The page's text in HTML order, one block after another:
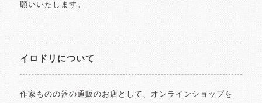
願いいたします。
イロドリについて
作家ものの器の通販のお店として、オンラインショップを